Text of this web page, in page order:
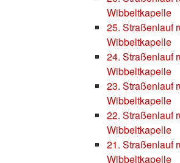
Wibbeltkapelle
25. Straßenlauf
Wibbeltkapelle
24. Straßenlauf
Wibbeltkapelle
23. Straßenlauf
Wibbeltkapelle
22. Straßenlauf
Wibbeltkapelle
21. Straßenlauf
Wibbeltkapelle